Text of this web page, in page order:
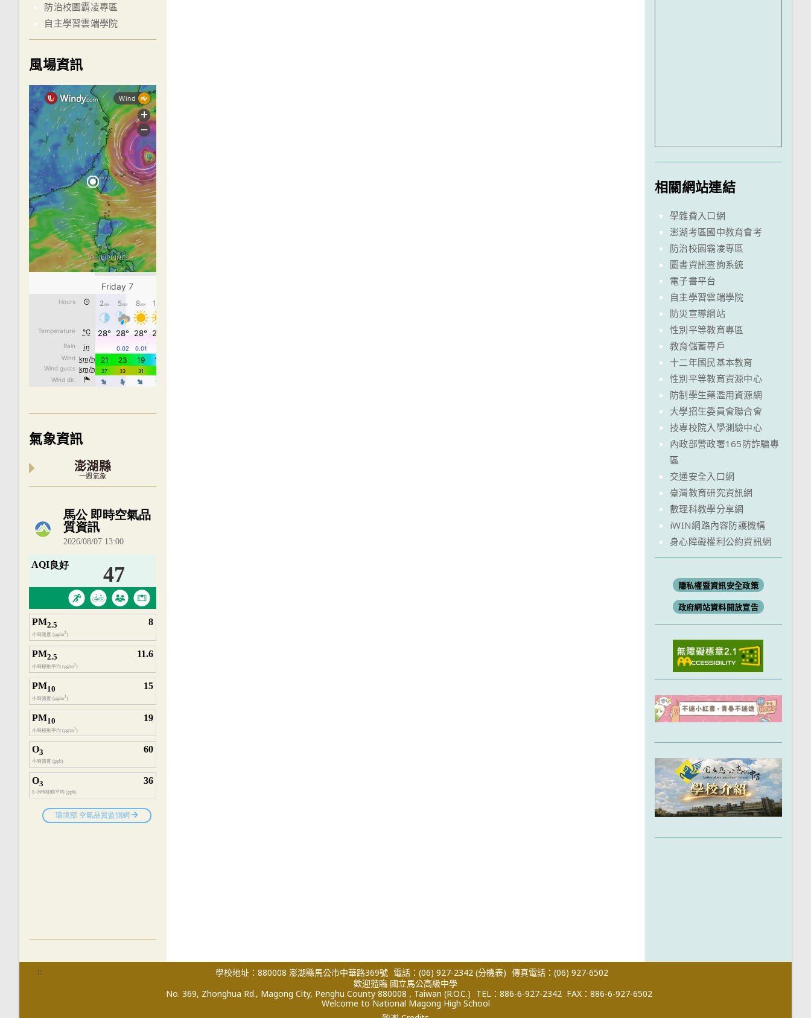
防治校園霸凌專區
自主學習雲端學院
風場資訊
氣象資訊
澎湖縣
一週氣象
內嵌空氣品質小工具為視覺預覽，完整即時空氣品質資料請開啟
相關網站連結
學雜費入口網
澎湖考區國中教育會考
防治校園霸凌專區
圖書資訊查詢系統
電子書平台
自主學習雲端學院
防災宣導網站
性別平等教育專區
教育儲蓄專戶
十二年國民基本教育
性別平等教育資源中心
防制學生藥濫用資源網
大學招生委員會聯合會
技專校院入學測驗中心
內政部警政署165防詐騙專
區
交通安全入口網
臺灣教育研究資訊網
數理科教學分享網
iWIN網路內容防護機構
身心障礙權利公約資訊網
隱私權暨資訊安全政策
政府網站資料開放宣告
::: 學校地址：880008 澎湖縣馬公市中華路369號 電話：(06) 927-2342 (分機表) 傳真電話：(06) 927-6502
歡迎蒞臨 國立馬公高級中學
No. 369, Zhonghua Rd., Magong City, Penghu County 880008 , Taiwan (R.O.C.) TEL：886-6-927-2342 FAX：886-6-927-6502
Welcome to National Magong High School